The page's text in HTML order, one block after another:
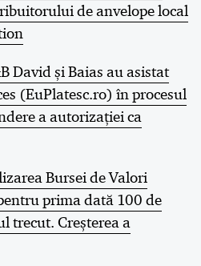
de anvelope local
David și Baias au asistat
(EuPlatesc.ro) în procesul
a autorizației ca
Bursei de Valori
prima dată 100 de
trecut. Creșterea a